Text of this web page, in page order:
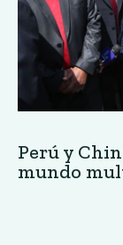
Perú y
mundo